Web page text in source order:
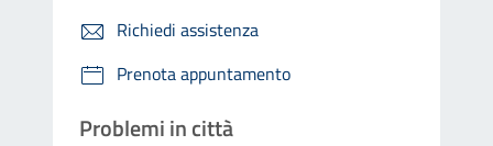
Richiedi assistenza
Prenota appuntamento
Problemi in città